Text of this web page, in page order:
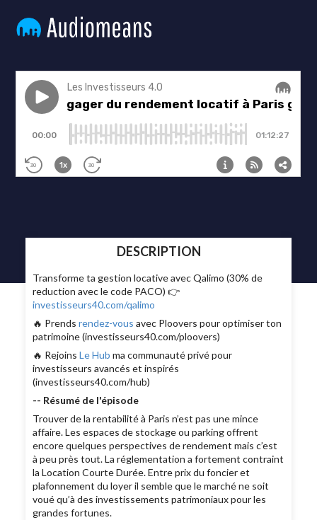
DESCRIPTION
Transforme ta gestion locative avec Qalimo (30% de
reduction avec le code PACO) 👉
investisseurs40.com/qalimo
🔥 Prendsrendez-vous avec Ploovers pour optimiser ton
patrimoine (investisseurs40.com/ploovers)
🔥 RejoinsLe Hub ma communauté privé pour
investisseurs avancés et inspirés
(investisseurs40.com/hub)
-- Résumé de l'épisode
Trouver de la rentabilité à Paris n’est pas une mince
affaire. Les espaces de stockage ou parking offrent
encore quelques perspectives de rendement mais c’est
à peu près tout. La réglementation a fortement contraint
la Location Courte Durée. Entre prix du foncier et
plafonnement du loyer il semble que le marché ne soit
voué qu’à des investissements patrimoniaux pour les
grandes fortunes.